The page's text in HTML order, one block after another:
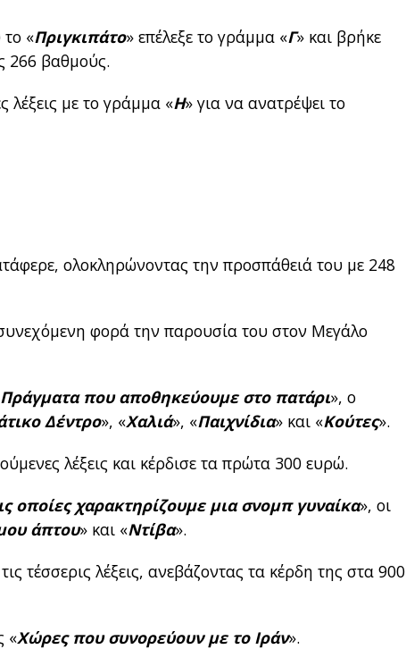
«Πριγκιπάτο» επέλεξε το γράμμα «Γ» και βρήκε
266 βαθμούς.
λέξεις με το γράμμα «Η» για να ανατρέψει το
ολοκληρώνοντας την προσπάθειά του με 248
φορά την παρουσία του στον Μεγάλο
Πράγματα που αποθηκεύουμε στο πατάρι», ο
Δέντρο», «Χαλιά», «Παιχνίδια» και «Κούτες».
λέξεις και κέρδισε τα πρώτα 300 ευρώ.
οποίες χαρακτηρίζουμε μια σνομπ γυναίκα», οι
άπτου» και «Ντίβα».
τέσσερις λέξεις, ανεβάζοντας τα κέρδη της στα 900
«Χώρες που συνορεύουν με το Ιράν».